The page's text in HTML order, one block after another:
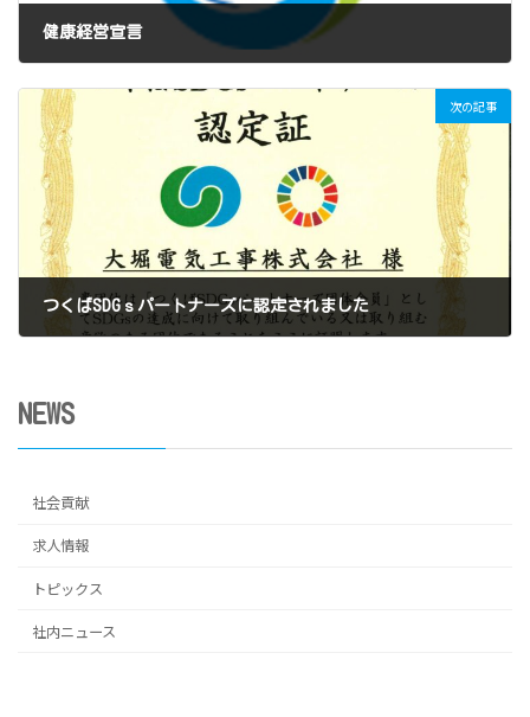
健康経営宣言
次の記事
つくばSDGｓパートナーズに認定されました
NEWS
社会貢献
求人情報
トピックス
社内ニュース